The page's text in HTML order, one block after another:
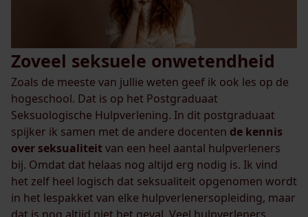
Zoveel seksuele onwetendheid
Zoals de meeste van jullie weten geef ik ook les op de
hogeschool. Dat is op het Postgraduaat
Seksuologische Hulpverlening. In dit postgraduaat
spijker ik samen met de andere docenten de kennis
over seksualiteitvan een heel aantal hulpverleners
bij. Omdat dat helaas nog altijd erg nodig is. Ik vind
het zelf heel logisch dat seksualiteit opgenomen wordt
in het lespakket van elke hulpverlenersopleiding, maar